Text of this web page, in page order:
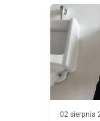
02 sierpnia